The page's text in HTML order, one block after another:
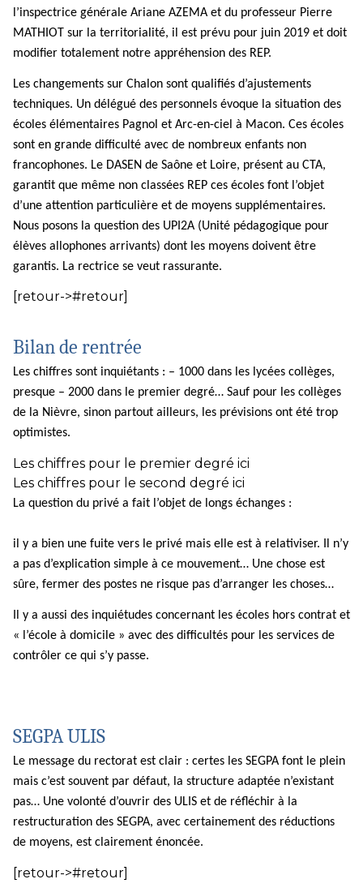
l’inspectrice générale Ariane AZEMA et du professeur Pierre
MATHIOT sur la territorialité, il est prévu pour juin 2019 et doit
modifier totalement notre appréhension des REP.
Les changements sur Chalon sont qualifiés d’ajustements
techniques. Un délégué des personnels évoque la situation des
écoles élémentaires Pagnol et Arc-en-ciel à Macon. Ces écoles
sont en grande difficulté avec de nombreux enfants non
francophones. Le DASEN de Saône et Loire, présent au CTA,
garantit que même non classées REP ces écoles font l’objet
d’une attention particulière et de moyens supplémentaires.
Nous posons la question des UPI2A (Unité pédagogique pour
élèves allophones arrivants) dont les moyens doivent être
garantis. La rectrice se veut rassurante.
[retour->#retour]
Bilan de rentrée
Les chiffres sont inquiétants : – 1000 dans les lycées collèges,
presque – 2000 dans le premier degré… Sauf pour les collèges
de la Nièvre, sinon partout ailleurs, les prévisions ont été trop
optimistes.
Les chiffres pour le premier degré ici
Les chiffres pour le second degré ici
La question du privé a fait l’objet de longs échanges :
il y a bien une fuite vers le privé mais elle est à relativiser. Il n’y
a pas d’explication simple à ce mouvement… Une chose est
sûre, fermer des postes ne risque pas d’arranger les choses…
Il y a aussi des inquiétudes concernant les écoles hors contrat et
« l’école à domicile » avec des difficultés pour les services de
contrôler ce qui s’y passe.
SEGPA ULIS
Le message du rectorat est clair : certes les SEGPA font le plein
mais c’est souvent par défaut, la structure adaptée n’existant
pas… Une volonté d’ouvrir des ULIS et de réfléchir à la
restructuration des SEGPA, avec certainement des réductions
de moyens, est clairement énoncée.
[retour->#retour]